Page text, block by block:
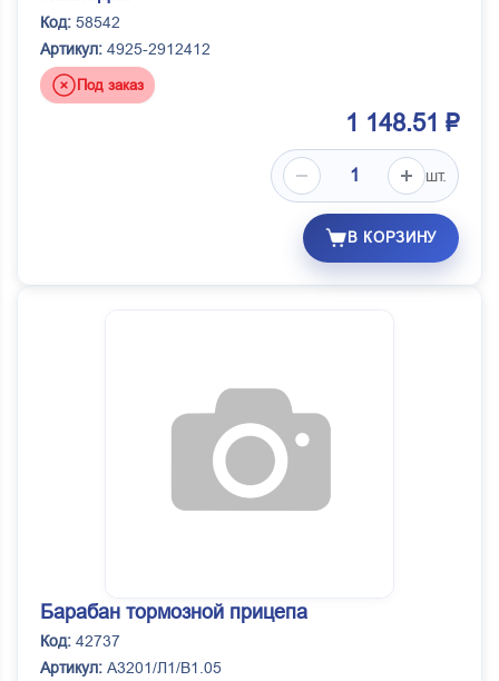
Код: 58542
Артикул: 4925-2912412
Под заказ
1 148.51 ₽
шт.
В КОРЗИНУ
Барабан тормозной прицепа
Код: 42737
Артикул: А3201/Л1/В1.05